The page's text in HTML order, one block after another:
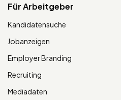
Für Arbeitgeber
Kandidatensuche
Jobanzeigen
Employer Branding
Recruiting
Mediadaten